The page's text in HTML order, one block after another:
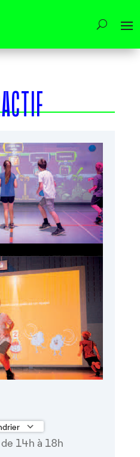
Calendrier Google
14h à 18h